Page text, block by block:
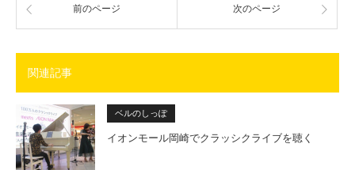
前のページ 次のページ
関連記事
ベルのしっぽ
イオンモール岡崎でクラッシクライブを聴く